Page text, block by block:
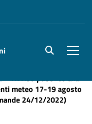
site.searc
Avviso pubblico alla
meteo 17-19 agosto
24/12/2022)